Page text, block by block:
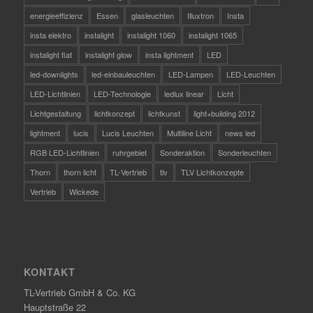
energieeffizienz
Essen glasleuchten Illuxtron
Insta
insta elektro
instalight instalight 1060
instalight 1065
instalight flat
instalight glow insta lightment
LED
led-downlights
led-einbauleuchten LED-Lampen
LED-Leuchten
LED-Lichtlinien
LED-Technologie ledlux linear
Licht
Lichtgestaltung
lichtkonzept lichtkunst
light+building 2012
lightment
lucis Lucis Leuchten Multiline Licht
news led
RGB LED-Lichtlinien
ruhrgebiet Sonderaktion
Sonderleuchten
Thorn
thorn licht TL-Vertrieb tlv
TLV Lichtkonzepte
Vertrieb
Wickede
KONTAKT
TL-Vertrieb GmbH & Co. KG
Hauptstraße 22